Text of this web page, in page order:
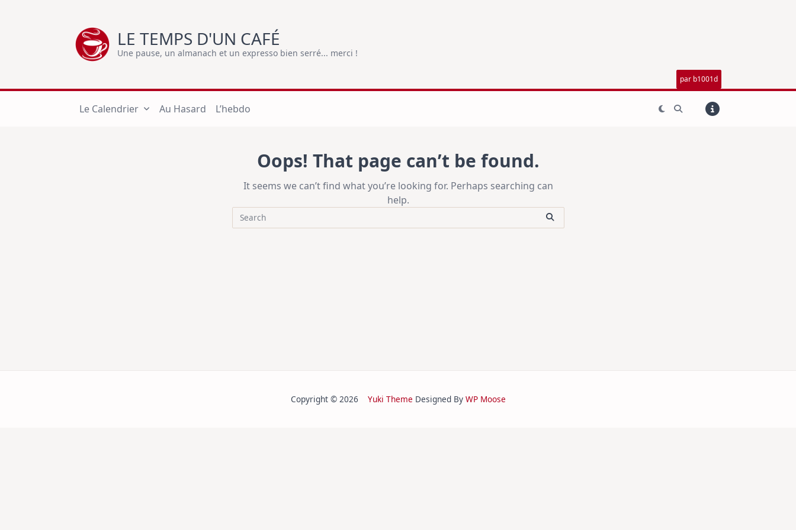
LE TEMPS D'UN CAFÉ
Une pause, un almanach et un expresso bien serré... merci !
par b1001d
Le Calendrier Au Hasard L’hebdo
Oops! That page can’t be found.
It seems we can’t find what you’re looking for. Perhaps searching can
help.
Search
Copyright © 2026 Yuki Theme Designed By WP Moose